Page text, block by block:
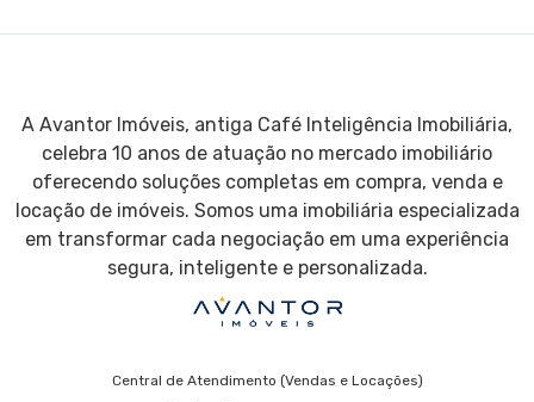
A Avantor Imóveis, antiga Café Inteligência Imobiliária,
celebra 10 anos de atuação no mercado imobiliário
oferecendo soluções completas em compra, venda e
locação de imóveis. Somos uma imobiliária especializada
em transformar cada negociação em uma experiência
segura, inteligente e personalizada.
Central de Atendimento (Vendas e Locações)